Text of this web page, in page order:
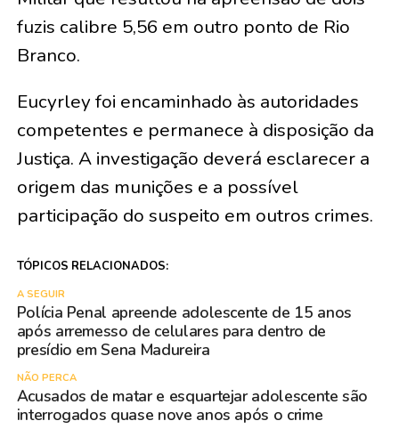
fuzis calibre 5,56 em outro ponto de Rio
Branco.
Eucyrley foi encaminhado às autoridades
competentes e permanece à disposição da
Justiça. A investigação deverá esclarecer a
origem das munições e a possível
participação do suspeito em outros crimes.
TÓPICOS RELACIONADOS:
A SEGUIR
Polícia Penal apreende adolescente de 15 anos
após arremesso de celulares para dentro de
presídio em Sena Madureira
NÃO PERCA
Acusados de matar e esquartejar adolescente são
interrogados quase nove anos após o crime